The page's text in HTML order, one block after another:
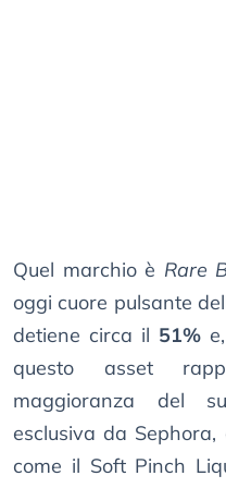
Quel marchio è Rare
oggi cuore pulsante
detiene circa il 51%
questo asset
maggioranza del
esclusiva da
come il Soft Pinch